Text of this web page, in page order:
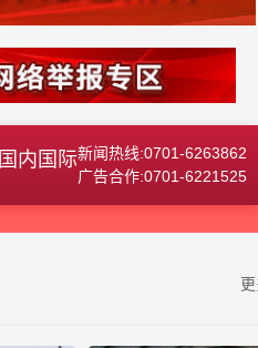
国内国际新闻热线:0701-6263862
广告合作:0701-6221525